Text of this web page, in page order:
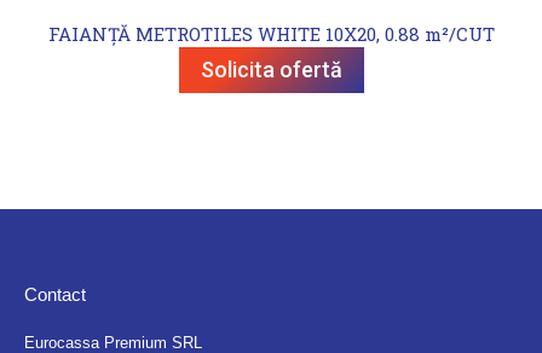
FAIANȚĂ METROTILES WHITE 10X20, 0.88 m²/CUT
Solicita ofertă
Contact
Eurocassa Premium SRL